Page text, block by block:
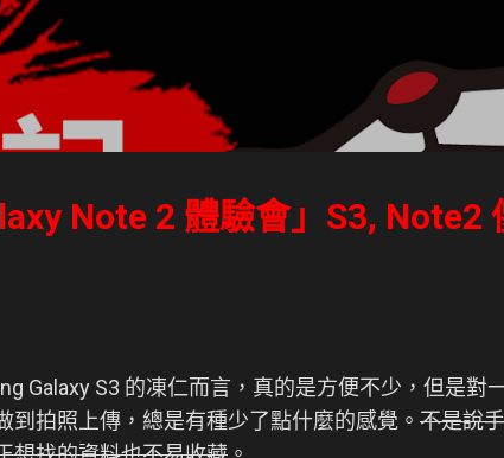
Note 2 體驗會」S3, Note2
Galaxy S3 的凍仁而言，真的是方便不少，但是對
到拍照上傳，總是有種少了點什麼的感覺。 不是說